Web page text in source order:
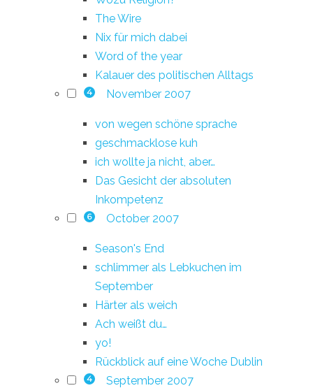
The Wire
Nix für mich dabei
Word of the year
Kalauer des politischen Alltags
4 November 2007
von wegen schöne sprache
geschmacklose kuh
ich wollte ja nicht, aber…
Das Gesicht der absoluten
Inkompetenz
6 October 2007
Season's End
schlimmer als Lebkuchen im
September
Härter als weich
Ach weißt du…
yo!
Rückblick auf eine Woche Dublin
4 September 2007